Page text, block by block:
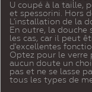
U coupé à la taille,
et spessorini. Hors
L'installation de la
En outre, la douche
les cas, car il peut
d'excellentes
Optez pour le verre
aucun doute un
pas et ne se lasse
tous les types de